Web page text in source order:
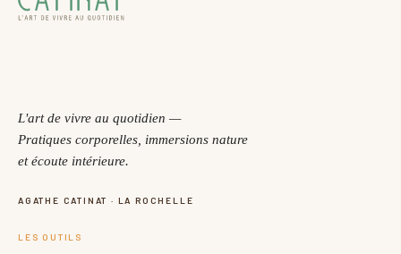
sans dénivelé.
Une liste vous sera envoyée par mail. Tapis et coussin
disponibles sur demande.
M'INSCRIRE MAINTENANT →
L'art de vivre au quotidien —
Pratiques corporelles, immersions nature
et écoute intérieure.
AGATHE CATINAT · LA ROCHELLE
LES OUTILS